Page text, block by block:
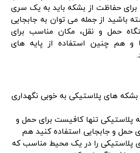
حفاظت از بشکه باید به یک سری
باشید از جمله می توان به جابجایی
حمل و نقل، مکان مناسب برای
و هم چنین استفاده از پایه های
بشکه های پلاستیکی به خوبی نگهداری
پلاستیکی تنها کافیست برای حمل و
حمل و جابجایی استفاده کنید هم
پلاستیکی را در یک محیط مناسب که